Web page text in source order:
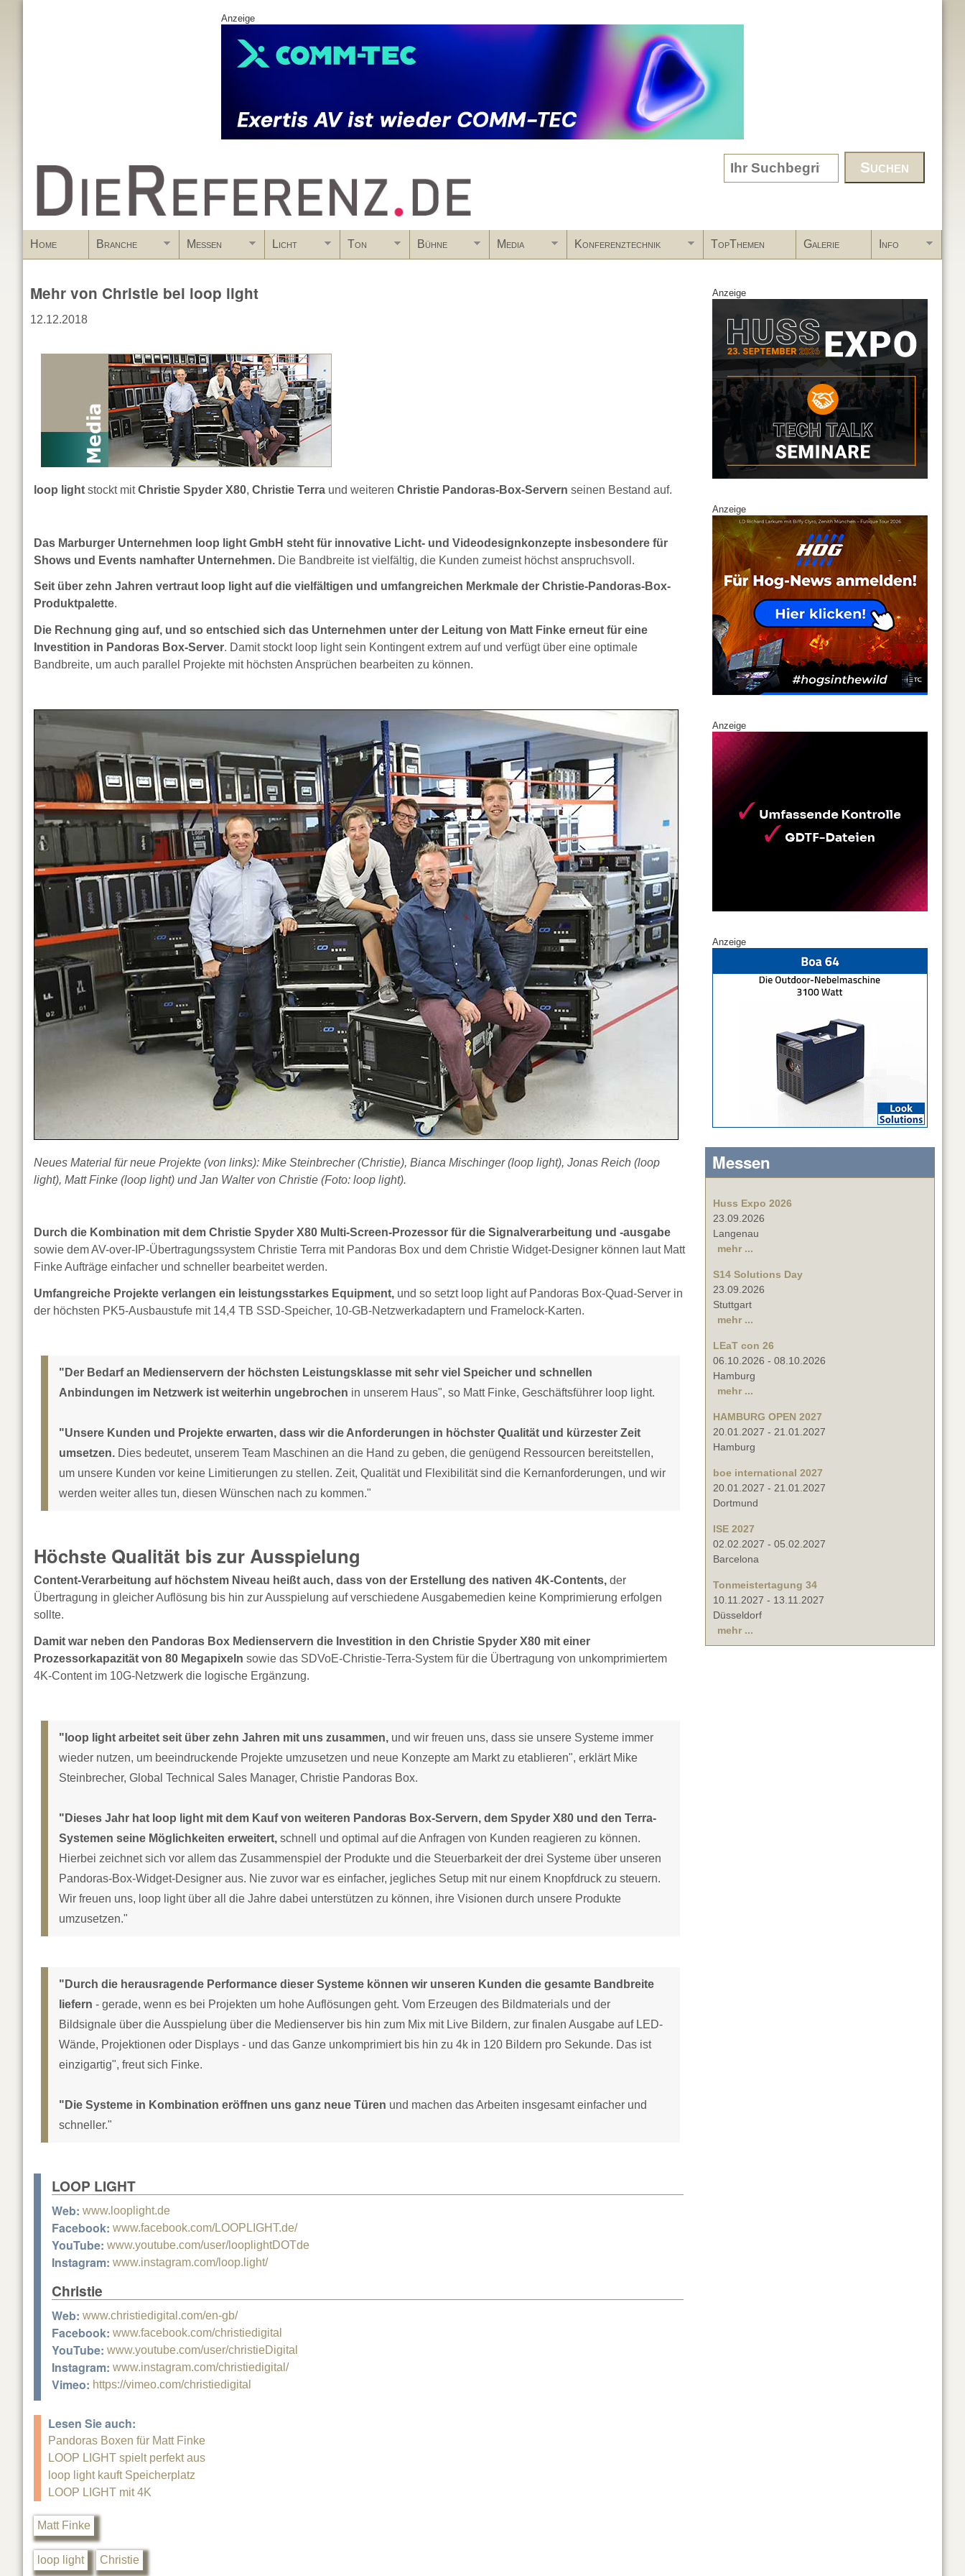
Anzeige
www.DieReferenz.de Search form
Home Branche Messen Licht Ton Bühne Media Konferenztechnik TopThemen Galerie Info
Mehr von Christie bei loop light
12.12.2018
loop light stockt mitChristie Spyder X80, Christie Terra und weiteren Christie Pandoras-Box-Servern seinen Bestand auf.
Das Marburger Unternehmen loop light GmbH steht für innovative Licht- und Videodesignkonzepte insbesondere für
Shows und Events namhafter Unternehmen. Die Bandbreite ist vielfältig, die Kunden zumeist höchst anspruchsvoll.
Seit über zehn Jahren vertraut loop light auf die vielfältigen und umfangreichen Merkmale der Christie-Pandoras-Box-
Produktpalette.
Die Rechnung ging auf, und so entschied sich das Unternehmen unter der Leitung von Matt Finke erneut für eine
Investition in Pandoras Box-Server. Damit stockt loop light sein Kontingent extrem auf und verfügt über eine optimale
Bandbreite, um auch parallel Projekte mit höchsten Ansprüchen bearbeiten zu können.
Neues Material für neue Projekte (von links): Mike Steinbrecher (Christie), Bianca Mischinger (loop light), Jonas Reich (loop
light), Matt Finke (loop light) und Jan Walter von Christie (Foto: loop light).
Durch die Kombination mit dem Christie Spyder X80 Multi-Screen-Prozessor für die Signalverarbeitung und -ausgabe
sowie dem AV-over-IP-Übertragungssystem Christie Terra mit Pandoras Box und dem Christie Widget-Designer können laut Matt
Finke Aufträge einfacher und schneller bearbeitet werden.
Umfangreiche Projekte verlangen ein leistungsstarkes Equipment, und so setzt loop light auf Pandoras Box-Quad-Server in
der höchsten PK5-Ausbaustufe mit 14,4 TB SSD-Speicher, 10-GB-Netzwerkadaptern und Framelock-Karten.
"Der Bedarf an Medienservern der höchsten Leistungsklasse mit sehr viel Speicher und schnellen
Anbindungen im Netzwerk ist weiterhin ungebrochen in unserem Haus", so Matt Finke, Geschäftsführer loop light.
"Unsere Kunden und Projekte erwarten, dass wir die Anforderungen in höchster Qualität und kürzester Zeit
umsetzen. Dies bedeutet, unserem Team Maschinen an die Hand zu geben, die genügend Ressourcen bereitstellen,
um unsere Kunden vor keine Limitierungen zu stellen. Zeit, Qualität und Flexibilität sind die Kernanforderungen, und wir
werden weiter alles tun, diesen Wünschen nach zu kommen."
Höchste Qualität bis zur Ausspielung
Content-Verarbeitung auf höchstem Niveau heißt auch, dass von der Erstellung des nativen 4K-Contents, der
Übertragung in gleicher Auflösung bis hin zur Ausspielung auf verschiedene Ausgabemedien keine Komprimierung erfolgen
sollte.
Damit war neben den Pandoras Box Medienservern die Investition in den Christie Spyder X80 mit einer
Prozessorkapazität von 80 Megapixeln sowie das SDVoE-Christie-Terra-System für die Übertragung von unkomprimiertem
4K-Content im 10G-Netzwerk die logische Ergänzung.
"loop light arbeitet seit über zehn Jahren mit uns zusammen, und wir freuen uns, dass sie unsere Systeme immer
wieder nutzen, um beeindruckende Projekte umzusetzen und neue Konzepte am Markt zu etablieren", erklärt Mike
Steinbrecher, Global Technical Sales Manager, Christie Pandoras Box.
"Dieses Jahr hat loop light mit dem Kauf von weiteren Pandoras Box-Servern, dem Spyder X80 und den Terra-
Systemen seine Möglichkeiten erweitert, schnell und optimal auf die Anfragen von Kunden reagieren zu können.
Hierbei zeichnet sich vor allem das Zusammenspiel der Produkte und die Steuerbarkeit der drei Systeme über unseren
Pandoras-Box-Widget-Designer aus. Nie zuvor war es einfacher, jegliches Setup mit nur einem Knopfdruck zu steuern.
Wir freuen uns, loop light über all die Jahre dabei unterstützen zu können, ihre Visionen durch unsere Produkte
umzusetzen."
"Durch die herausragende Performance dieser Systeme können wir unseren Kunden die gesamte Bandbreite
liefern - gerade, wenn es bei Projekten um hohe Auflösungen geht. Vom Erzeugen des Bildmaterials und der
Bildsignale über die Ausspielung über die Medienserver bis hin zum Mix mit Live Bildern, zur finalen Ausgabe auf LED-
Wände, Projektionen oder Displays - und das Ganze unkomprimiert bis hin zu 4k in 120 Bildern pro Sekunde. Das ist
einzigartig", freut sich Finke.
"Die Systeme in Kombination eröffnen uns ganz neue Türen und machen das Arbeiten insgesamt einfacher und
schneller."
LOOP LIGHT
Web: www.looplight.de
Facebook: www.facebook.com/LOOPLIGHT.de/
YouTube: www.youtube.com/user/looplightDOTde
Instagram: www.instagram.com/loop.light/
Christie
Web: www.christiedigital.com/en-gb/
Facebook: www.facebook.com/christiedigital
YouTube: www.youtube.com/user/christieDigital
Instagram: www.instagram.com/christiedigital/
Vimeo: https://vimeo.com/christiedigital
Lesen Sie auch:
Pandoras Boxen für Matt Finke
LOOP LIGHT spielt perfekt aus
loop light kauft Speicherplatz
LOOP LIGHT mit 4K
Matt Finke
loop light Christie
Anzeige
Anzeige
Anzeige
Anzeige
Messen
Huss Expo 2026
23.09.2026
Langenau
mehr ...
S14 Solutions Day
23.09.2026
Stuttgart
mehr ...
LEaT con 26
06.10.2026 - 08.10.2026
Hamburg
mehr ...
HAMBURG OPEN 2027
20.01.2027 - 21.01.2027
Hamburg
boe international 2027
20.01.2027 - 21.01.2027
Dortmund
ISE 2027
02.02.2027 - 05.02.2027
Barcelona
Tonmeistertagung 34
10.11.2027 - 13.11.2027
Düsseldorf
mehr ...